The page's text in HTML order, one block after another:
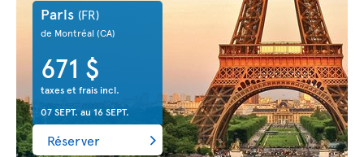
Paris (FR)
de Montréal (CA)
671 $
taxes et frais incl.
07 SEPT. au 16 SEPT.
Réserver